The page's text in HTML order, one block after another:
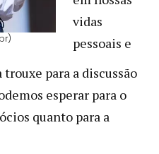
vidas
pessoais e
para a discussão
esperar para o
quanto para a